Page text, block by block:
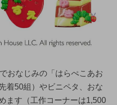
おなじみの「はらぺこあお
着50組）やビニペタ、おな
ます（工作コーナーは1,500